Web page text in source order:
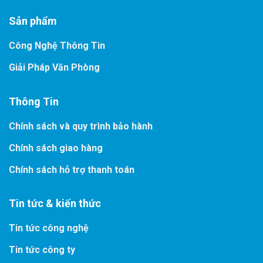
Sản phẩm
Công Nghệ Thông Tin
Giải Pháp Văn Phòng
Thông Tin
Chính sách và quy trình bảo hành
Chính sách giao hàng
Chính sách hỗ trợ thanh toán
Tin tức & kiến thức
Tin tức công nghệ
Tin tức công ty